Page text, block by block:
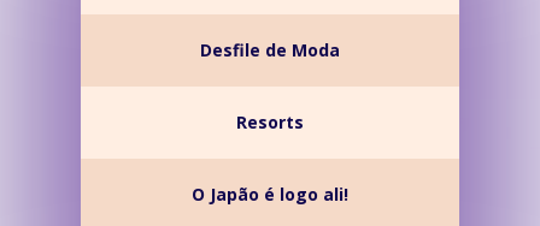
Desfile de Moda
Resorts
O Japão é logo ali!